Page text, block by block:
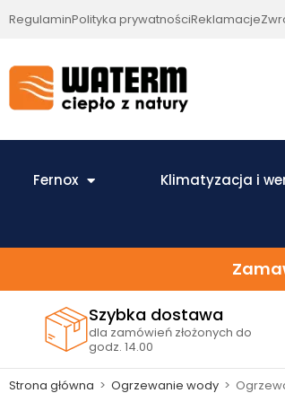
RegulaminPolityka prywatnościReklamacje
Fernox Klimatyzacja i
Szybka dostawa
dla zamówień złożonych do
godz. 14.00
Strona główna > Ogrzewanie wody >